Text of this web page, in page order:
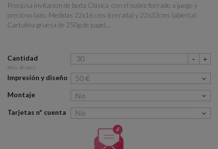
Preciosa invitacion de boda Clásica con el sobre forrado a juego y
precioso lazo. Medidas 22x16 cms (cerrada) y 22x32cms (abierta).
Cartulina gruesa de 250g de papel...
Cantidad
(Min. 30 Uds.)
Impresión y diseño
Montaje
Tarjetas nº cuenta